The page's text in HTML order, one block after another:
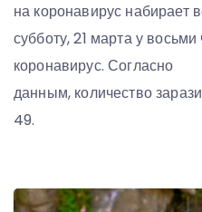
на коронавирус набирает
субботу, 21 марта у
коронавирус. Согласно
данным, количество
49.